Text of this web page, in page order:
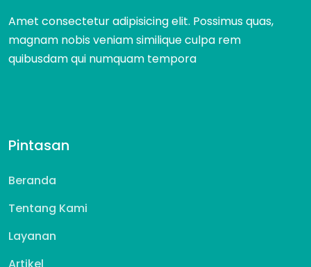
Amet consectetur adipisicing elit. Possimus quas,
magnam nobis veniam similique culpa rem
quibusdam qui numquam tempora
Pintasan
Beranda
Tentang Kami
Layanan